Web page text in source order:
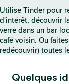
Utilise Tinder pour
d'intérêt, découvrir
verre dans un bar
café voisin. Ou
redécouvrir) toutes
Quelques